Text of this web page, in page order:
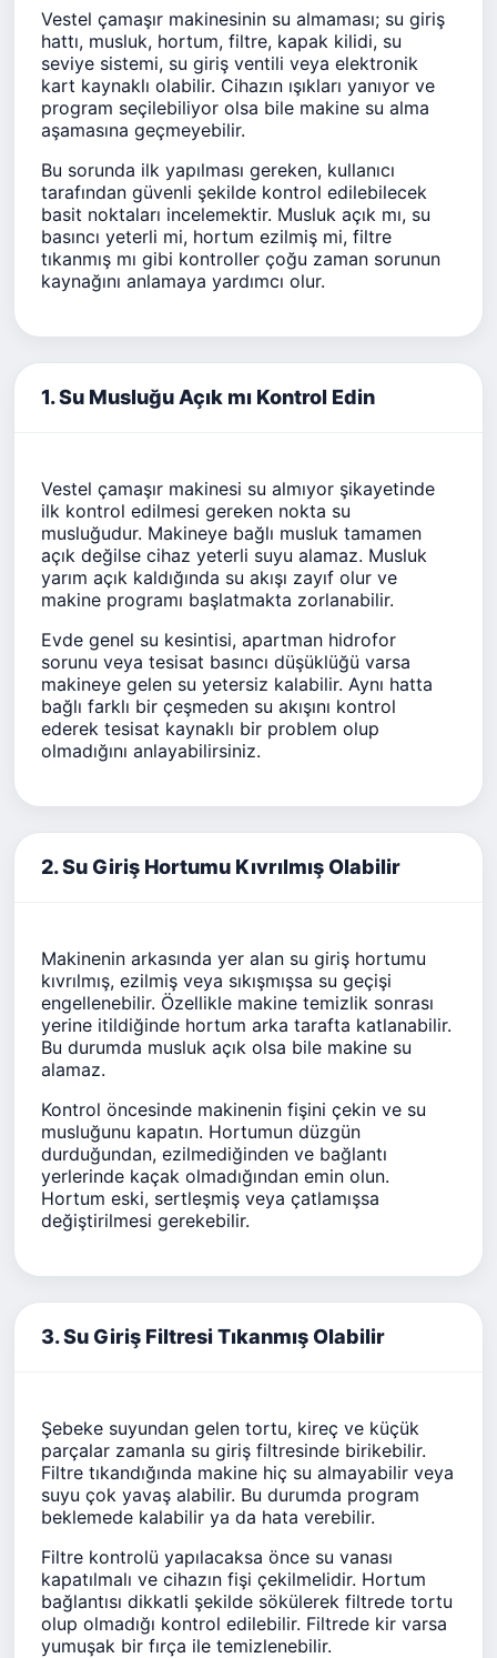
Vestel çamaşır makinesinin su almaması; su giriş
hattı, musluk, hortum, filtre, kapak kilidi, su
seviye sistemi, su giriş ventili veya elektronik
kart kaynaklı olabilir. Cihazın ışıkları yanıyor ve
program seçilebiliyor olsa bile makine su alma
aşamasına geçmeyebilir.
Bu sorunda ilk yapılması gereken, kullanıcı
tarafından güvenli şekilde kontrol edilebilecek
basit noktaları incelemektir. Musluk açık mı, su
basıncı yeterli mi, hortum ezilmiş mi, filtre
tıkanmış mı gibi kontroller çoğu zaman sorunun
kaynağını anlamaya yardımcı olur.
1. Su Musluğu Açık mı Kontrol Edin
Vestel çamaşır makinesi su almıyor şikayetinde
ilk kontrol edilmesi gereken nokta su
musluğudur. Makineye bağlı musluk tamamen
açık değilse cihaz yeterli suyu alamaz. Musluk
yarım açık kaldığında su akışı zayıf olur ve
makine programı başlatmakta zorlanabilir.
Evde genel su kesintisi, apartman hidrofor
sorunu veya tesisat basıncı düşüklüğü varsa
makineye gelen su yetersiz kalabilir. Aynı hatta
bağlı farklı bir çeşmeden su akışını kontrol
ederek tesisat kaynaklı bir problem olup
olmadığını anlayabilirsiniz.
2. Su Giriş Hortumu Kıvrılmış Olabilir
Makinenin arkasında yer alan su giriş hortumu
kıvrılmış, ezilmiş veya sıkışmışsa su geçişi
engellenebilir. Özellikle makine temizlik sonrası
yerine itildiğinde hortum arka tarafta katlanabilir.
Bu durumda musluk açık olsa bile makine su
alamaz.
Kontrol öncesinde makinenin fişini çekin ve su
musluğunu kapatın. Hortumun düzgün
durduğundan, ezilmediğinden ve bağlantı
yerlerinde kaçak olmadığından emin olun.
Hortum eski, sertleşmiş veya çatlamışsa
değiştirilmesi gerekebilir.
3. Su Giriş Filtresi Tıkanmış Olabilir
Şebeke suyundan gelen tortu, kireç ve küçük
parçalar zamanla su giriş filtresinde birikebilir.
Filtre tıkandığında makine hiç su almayabilir veya
suyu çok yavaş alabilir. Bu durumda program
beklemede kalabilir ya da hata verebilir.
Filtre kontrolü yapılacaksa önce su vanası
kapatılmalı ve cihazın fişi çekilmelidir. Hortum
bağlantısı dikkatli şekilde sökülerek filtrede tortu
olup olmadığı kontrol edilebilir. Filtrede kir varsa
yumuşak bir fırça ile temizlenebilir.